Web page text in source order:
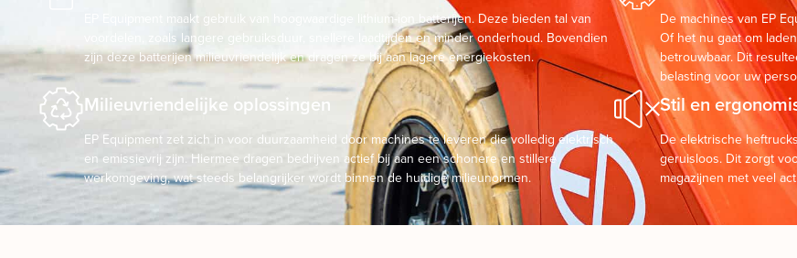
EP Equipment maakt gebruik van hoogwaardige lithium-ion batterijen. Deze bieden tal van
voordelen, zoals langere gebruiksduur, snellere laadtijden en minder onderhoud. Bovendien
zijn deze batterijen milieuvriendelijk en dragen ze bij aan lagere energiekosten.
De machines van EP
Of het nu gaat om
betrouwbaar. Dit
belasting voor uw
Milieuvriendelijke oplossingen
EP Equipment zet zich in voor duurzaamheid door machines te leveren die volledig elektrisch
en emissievrij zijn. Hiermee dragen bedrijven actief bij aan een schonere en stillere
werkomgeving, wat steeds belangrijker wordt binnen de huidige milieunormen.
Stil en
De elektrische
geruisloos. Dit zorgt
magazijnen met veel